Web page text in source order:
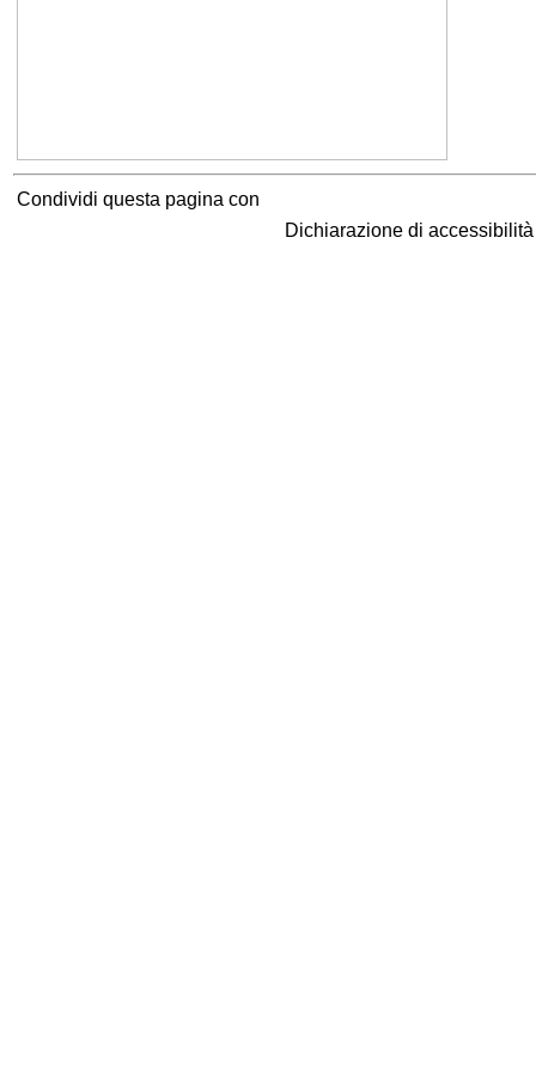
Condividi questa pagina con
Dichiarazione di